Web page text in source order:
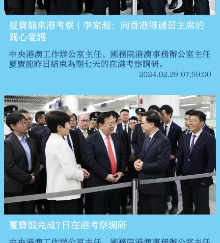
夏寶龍來港考察 | 李家超：向香港傳遞習主席的
關心愛護
中央港澳工作辦公室主任、國務院港澳事務辦公室主任
夏寶龍昨日結束為期七天的在港考察調研。
2024.02.29 07:59:00
夏寶龍完成7日在港考察調研